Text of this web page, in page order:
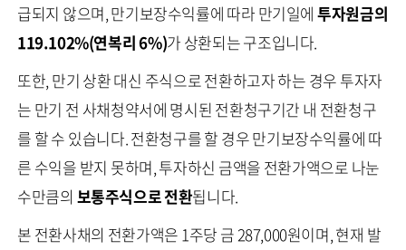
급되지 않으며, 만기보장수익률에 따라 만기일에 투자원금의
119.102%(연복리 6%)가 상환되는 구조입니다.
또한, 만기 상환 대신 주식으로 전환하고자 하는 경우 투자자
는 만기 전 사채청약서에 명시된 전환청구기간 내 전환청구
를 할 수 있습니다. 전환청구를 할 경우 만기보장수익률에 따
른 수익을 받지 못하며, 투자하신 금액을 전환가액으로 나눈
수만큼의 보통주식으로 전환됩니다.
본 전환사채의 전환가액은 1주당 금 287,000원이며, 현재 발